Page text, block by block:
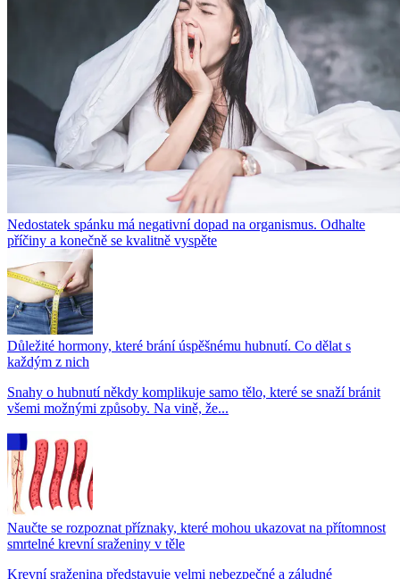
Nedostatek spánku má negativní dopad na organismus. Odhalte
příčiny a konečně se kvalitně vyspěte
Důležité hormony, které brání úspěšnému hubnutí. Co dělat s
každým z nich
Snahy o hubnutí někdy komplikuje samo tělo, které se snaží bránit
všemi možnými způsoby. Na vině, že...
Naučte se rozpoznat příznaky, které mohou ukazovat na přítomnost
smrtelné krevní sraženiny v těle
Krevní sraženina představuje velmi nebezpečné a záludné